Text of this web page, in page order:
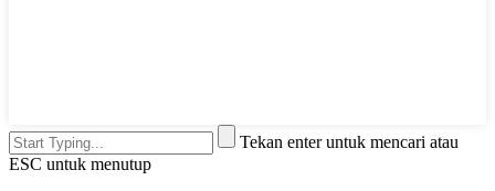
Tekan enter untuk mencari atau
ESC untuk menutup